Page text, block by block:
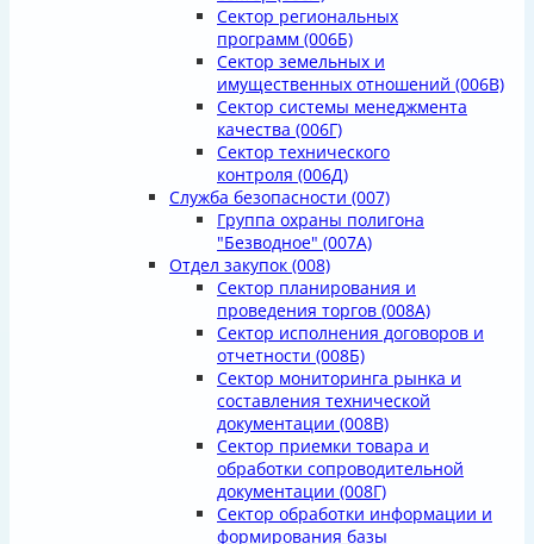
Сектор региональных
программ (006Б)
Сектор земельных и
имущественных отношений (006В)
Сектор системы менеджмента
качества (006Г)
Сектор технического
контроля (006Д)
Служба безопасности (007)
Группа охраны полигона
"Безводное" (007А)
Отдел закупок (008)
Сектор планирования и
проведения торгов (008А)
Сектор исполнения договоров и
отчетности (008Б)
Сектор мониторинга рынка и
составления технической
документации (008В)
Сектор приемки товара и
обработки сопроводительной
документации (008Г)
Сектор обработки информации и
формирования базы